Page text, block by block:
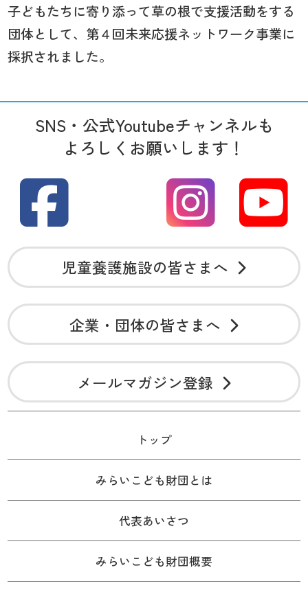
子どもたちに寄り添って草の根で支援活動をする
団体として、第４回未来応援ネットワーク事業に
採択されました。
SNS・公式Youtubeチャンネルも
よろしくお願いします！
児童養護施設の皆さまへ
企業・団体の皆さまへ
メールマガジン登録
トップ
みらいこども財団とは
代表あいさつ
みらいこども財団概要